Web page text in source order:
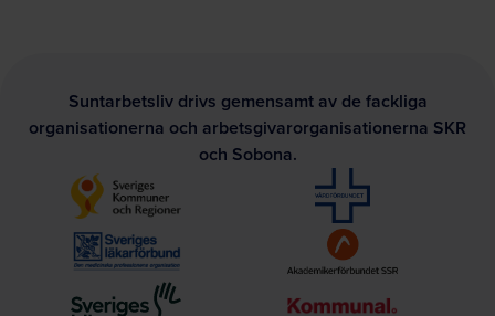
Suntarbetsliv drivs gemensamt av de fackliga
organisationerna och arbetsgivarorganisationerna SKR
och Sobona.